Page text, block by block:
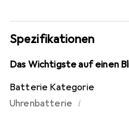
Blisterpack geliefert, was
einfache Handhabung
Uhren und empfindliche
Energiequelle benötigen.
Spezifikationen
Das Wichtigste auf einen
Batterie Kategorie
Uhrenbatterie i